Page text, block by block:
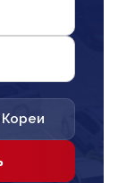
Кореи